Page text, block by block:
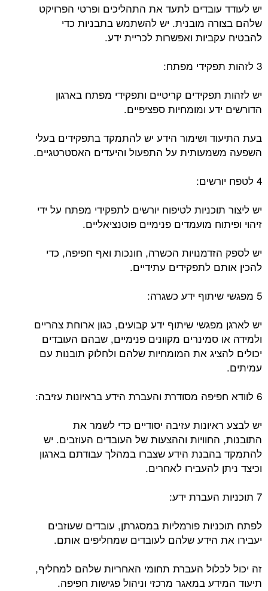
יש לעודד עובדים לתעד את התהליכים ופרטי הפרויקט
שלהם בצורה מובנית. יש להשתמש בתבניות כדי
להבטיח עקביות ואפשרות לכריית ידע.
3 לזהות תפקידי מפתח:
יש לזהות תפקידים קריטיים ותפקידי מפתח בארגון
הדורשים ידע ומומחיות ספציפיים.
בעת התיעוד ושימור הידע יש להתמקד בתפקידים בעלי
השפעה משמעותית על התפעול והיעדים האסטרטגיים.
4 לטפח יורשים:
יש ליצור תוכניות לטיפוח יורשים לתפקידי מפתח על ידי
זיהוי ופיתוח מועמדים פנימיים פוטנציאליים.
יש לספק הזדמנויות הכשרה, חונכות ואף חפיפה, כדי
להכין אותם לתפקידים עתידיים.
5 מפגשי שיתוף ידע כשגרה:
יש לארגן מפגשי שיתוף ידע קבועים, כגון ארוחת צהריים
ולמידה או סמינרים מקוונים פנימיים, שבהם העובדים
יכולים להציג את המומחיות שלהם ולחלוק תובנות עם
עמיתים.
6 לוודא חפיפה מסודרת והעברת הידע בראיונות עזיבה:
יש לבצע ראיונות עזיבה יסודיים כדי לשמר את
התובנות, החוויות וההצעות של העובדים העוזבים. יש
להתמקד בהבנת הידע שצברו במהלך עבודתם בארגון
וכיצד ניתן להעבירו לאחרים.
7 תוכניות העברת ידע:
לפתח תוכניות פורמליות במסגרתן, עובדים שעוזבים
יעבירו את הידע שלהם לעובדים שמחליפים אותם.
זה יכול לכלול העברת תחומי האחריות שלהם למחליף,
תיעוד המידע במאגר מרכזי וניהול פגישות חפיפה.